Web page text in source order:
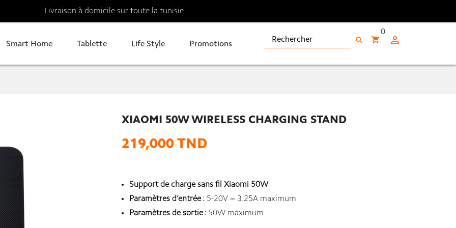
Livraison à domicile sur toute la tunisie
Smart Home Tablette Life Style Promotions 
shopping_cart
0
search
XIAOMI 50W WIRELESS CHARGING STAND
219,000 TND
Support de charge sans fil Xiaomi 50W
Paramètres d’entrée : 5-20V ⎓ 3.25A maximum
Paramètres de sortie : 50W maximum